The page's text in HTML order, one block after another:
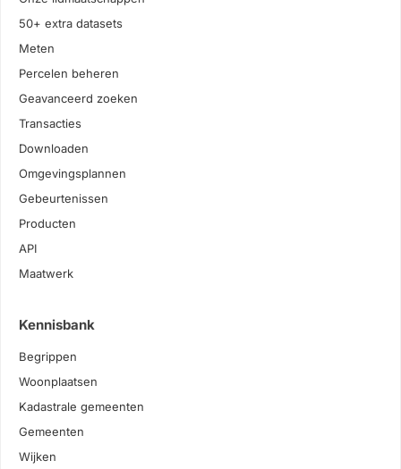
50+ extra datasets
Meten
Percelen beheren
Geavanceerd zoeken
Transacties
Downloaden
Omgevingsplannen
Gebeurtenissen
Producten
API
Maatwerk
Kennisbank
Begrippen
Woonplaatsen
Kadastrale gemeenten
Gemeenten
Wijken